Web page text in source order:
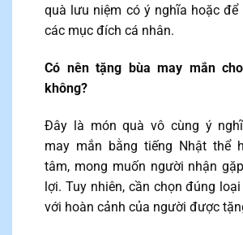
quà lưu niệm có ý nghĩa hoặc để
các mục đích cá nhân.
Có nên tặng bùa may mắn
không?
Đây là món quà vô cùng ý
may mắn bằng tiếng Nhật thể
tâm, mong muốn người nhận
lợi. Tuy nhiên, cần chọn đúng
với hoàn cảnh của người được